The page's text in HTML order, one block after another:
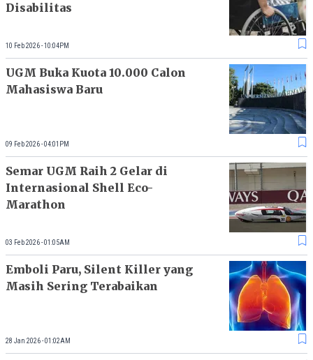
Disabilitas
10 Feb 2026 - 10:04PM
UGM Buka Kuota 10.000 Calon
Mahasiswa Baru
09 Feb 2026 - 04:01PM
Semar UGM Raih 2 Gelar di
Internasional Shell Eco-
Marathon
03 Feb 2026 - 01:05AM
Emboli Paru, Silent Killer yang
Masih Sering Terabaikan
28 Jan 2026 - 01:02AM